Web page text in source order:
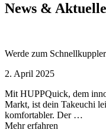
News &
Werde zum
2. April 2025
Mit HUPPQuick, dem
Markt, ist dein Takeuchi
komfortabler. Der …
Mehr erfahren